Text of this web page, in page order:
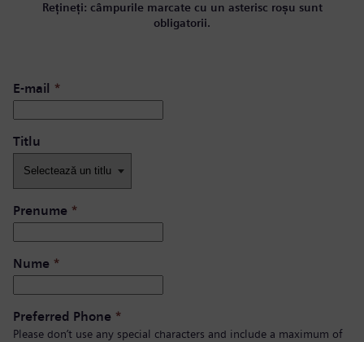
Rețineți: câmpurile marcate cu un asterisc roșu sunt
obligatorii.
E-mail *
Titlu
Prenume *
Nume *
Preferred Phone *
Please don’t use any special characters and include a maximum of